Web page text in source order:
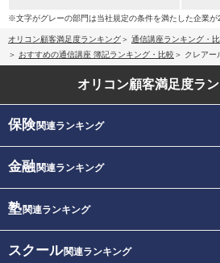
※文字がグレーの部門は当社規定の条件を満たした企業が
オリコン顧客満足度ランキング
通信講座ランキング・
おすすめの通信講座 簿記ランキング・比較
クレアー
オリコン顧客満足度ラ
保険関連ランキング
金融関連ランキング
塾関連ランキング
スクール関連ランキング